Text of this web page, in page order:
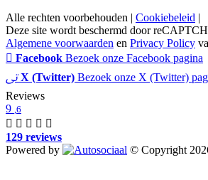
Alle rechten voorbehouden | Cookiebeleid |
Deze site wordt beschermd door
Algemene voorwaarden en Privacy Policy
Facebook Bezoek onze Facebook pagina
X (Twitter) Bezoek onze X (Twitter)
Reviews
9 ,6
129 reviews
Powered by
© Copyright